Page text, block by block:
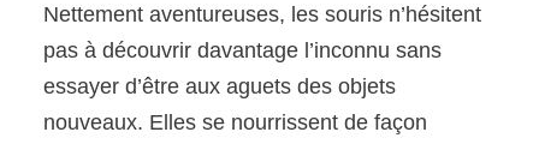
Nettement aventureuses, les souris n’hésitent
pas à découvrir davantage l’inconnu sans
essayer d’être aux aguets des objets
nouveaux. Elles se nourrissent de façon